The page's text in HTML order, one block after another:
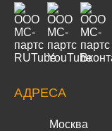
АДРЕСА
Москва